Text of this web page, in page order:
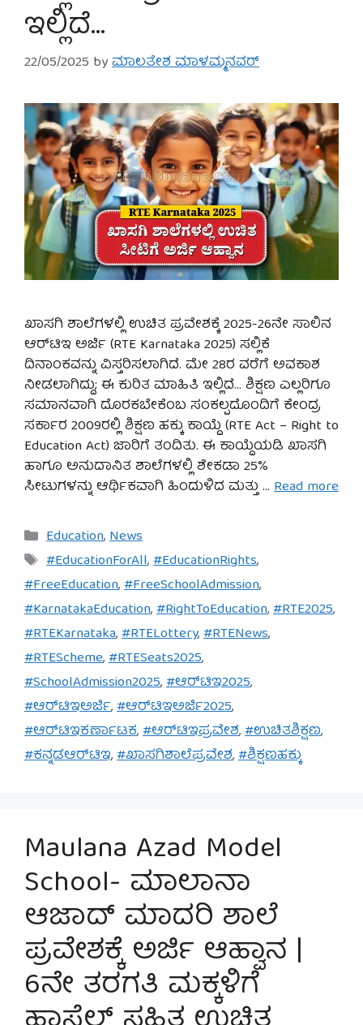
ಇಲ್ಲಿದೆ…
22/05/2025 byಮಾಲತೇಶ ಮಾಳಮ್ಮನವರ್
ಖಾಸಗಿ ಶಾಲೆಗಳಲ್ಲಿ ಉಚಿತ ಪ್ರವೇಶಕ್ಕೆ 2025-26ನೇ ಸಾಲಿನ
ಆರ್‌ಟಿಇ ಅರ್ಜಿ (RTE Karnataka 2025) ಸಲ್ಲಿಕೆ
ದಿನಾಂಕವನ್ನು ವಿಸ್ತರಿಸಲಾಗಿದೆ. ಮೇ 28ರ ವರೆಗೆ ಅವಕಾಶ
ನೀಡಲಾಗಿದ್ದು; ಈ ಕುರಿತ ಮಾಹಿತಿ ಇಲ್ಲಿದೆ… ಶಿಕ್ಷಣ ಎಲ್ಲರಿಗೂ
ಸಮಾನವಾಗಿ ದೊರಕಬೇಕೆಂಬ ಸಂಕಲ್ಪದೊಂದಿಗೆ ಕೇಂದ್ರ
ಸರ್ಕಾರ 2009ರಲ್ಲಿ ಶಿಕ್ಷಣ ಹಕ್ಕು ಕಾಯ್ದೆ (RTE Act – Right to
Education Act) ಜಾರಿಗೆ ತಂದಿತು. ಈ ಕಾಯ್ದೆಯಡಿ ಖಾಸಗಿ
ಹಾಗೂ ಅನುದಾನಿತ ಶಾಲೆಗಳಲ್ಲಿ ಶೇಕಡಾ 25%
ಸೀಟುಗಳನ್ನು ಆರ್ಥಿಕವಾಗಿ ಹಿಂದುಳಿದ ಮತ್ತು … Read more
Categories
Education,News
Tags
#EducationForAll,#EducationRights,
#FreeEducation,#FreeSchoolAdmission,
#KarnatakaEducation,#RightToEducation,#RTE2025,
#RTEKarnataka,#RTELottery,#RTENews,
#RTEScheme,#RTESeats2025,
#SchoolAdmission2025,#ಆರ್‌ಟಿಇ2025,
#ಆರ್‌ಟಿಇಅರ್ಜಿ,#ಆರ್‌ಟಿಇಅರ್ಜಿ2025,
#ಆರ್‌ಟಿಇಕರ್ಣಾಟಕ,#ಆರ್‌ಟಿಇಪ್ರವೇಶ,#ಉಚಿತಶಿಕ್ಷಣ,
#ಕನ್ನಡಆರ್‌ಟಿಇ,#ಖಾಸಗಿಶಾಲೆಪ್ರವೇಶ,#ಶಿಕ್ಷಣಹಕ್ಕು
Maulana Azad Model
School- ಮಾಲಾನಾ
ಆಜಾದ್ ಮಾದರಿ ಶಾಲೆ
ಪ್ರವೇಶಕ್ಕೆ ಅರ್ಜಿ ಆಹ್ವಾನ |
6ನೇ ತರಗತಿ ಮಕ್ಕಳಿಗೆ